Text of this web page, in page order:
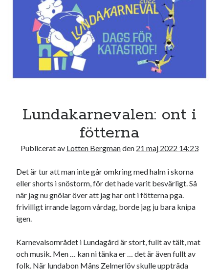
18 19 20 22 23
25 26 27 28
Kategorier
Etiketter
#blogg100 allmänbildning barn
barnen basket bil corona
Lundakarnevalen: ont i
fötterna
Publicerat av Lotten Bergmanden 21 maj 2022 14:23
Det är tur att man inte går omkring med halm i skorna
eller shorts i snöstorm, för det hade varit besvärligt. Så
när jag nu gnölar över att jag har ont i fötterna pga.
frivilligt irrande lagom vårdag, borde jag ju bara knipa
igen.
Karnevalsområdet i Lundagård är stort, fullt av tält, mat
och musik. Men … kan ni tänka er … det är även fullt av
folk. När lundabon Måns Zelmerlöv skulle uppträda